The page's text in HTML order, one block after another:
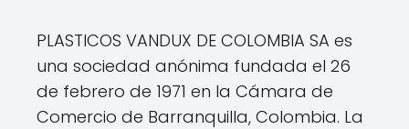
PLASTICOS VANDUX DE COLOMBIA SA es
una sociedad anónima fundada el 26
de febrero de 1971 en la Cámara de
Comercio de Barranquilla, Colombia. La